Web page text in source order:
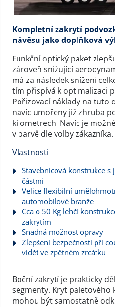
Kompletní zakrytí
návěsu jako doplňková
Funkční optický paket
zároveň snižující
má za následek snížení
tím přispívá k optimalizaci
Pořizovací náklady na tuto
navíc umořeny již zhruba
kilometrech. Navíc je
v barvě dle volby zákazníka.
Vlastnosti
Stavebnicová konstrukce
částmi
Velice flexibilní
automobilové branže
Cca o 50 Kg lehčí
zakrytím
Snadná možnost opravy
Zlepšení bezpečnosti při
vidět ve zpětném zrcátku
Boční zakrytí je prakticky
segmenty. Kryt paletového
mohou být samostatně